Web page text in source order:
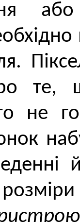
або
не